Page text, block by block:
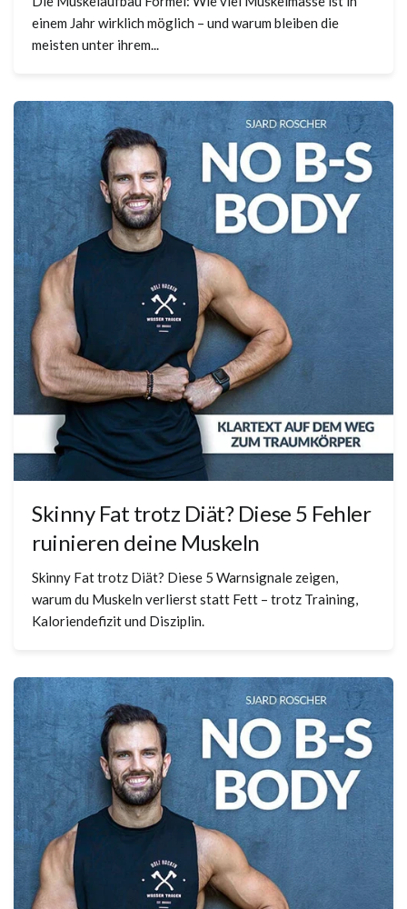
einem Jahr wirklich möglich – und warum bleiben die
meisten unter ihrem...
Skinny Fat trotz Diät? Diese 5 Fehler
ruinieren deine Muskeln
Skinny Fat trotz Diät? Diese 5 Warnsignale zeigen,
warum du Muskeln verlierst statt Fett – trotz Training,
Kaloriendefizit und Disziplin.